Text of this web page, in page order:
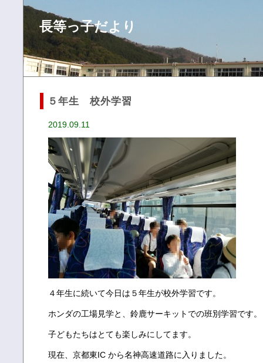
長等っ子だより
５年生 校外学習
2019.09.11
４年生に続いて今日は５年生が校外学習です。
ホンダの工場見学と、鈴鹿サーキットでの班別学習です。
子どもたちはとても楽しみにしてます。
現在、京都東IC から名神高速道路に入りました。